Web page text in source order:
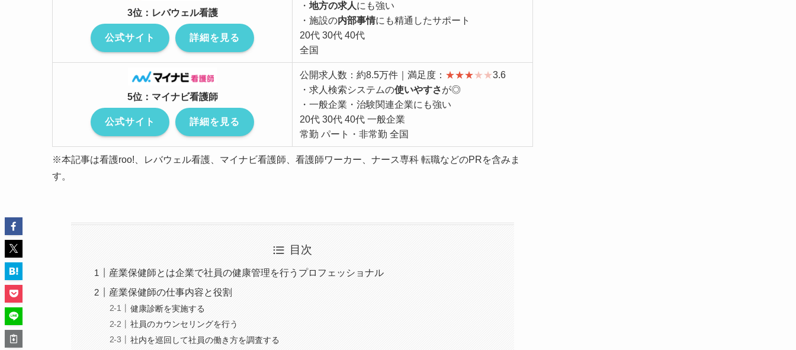
3位：レバウェル看護
公式サイト 詳細を見る
・ 地方の求人にも強い
・施設の内部事情にも精通したサポート
20代 30代 40代
全国
5位：マイナビ看護師
公式サイト 詳細を見る
公開求人数：約8.5万件｜満足度： ★★★★ ★3.6
・求人検索システムの使いやすさが◎
・一般企業・治験関連企業にも強い
20代 30代 40代 一般企業
常勤 パート・非常勤 全国
※本記事は看護roo!、レバウェル看護、マイナビ看護師、看護師ワーカー、ナース専科 転職などのPRを含みま
す。
目次
産業保健師とは企業で社員の健康管理を行うプロフェッショナル
産業保健師の仕事内容と役割
健康診断を実施する
社員のカウンセリングを行う
社内を巡回して社員の働き方を調査する